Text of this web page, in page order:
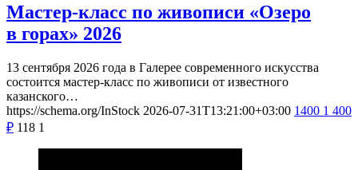
Мастер-класс по живописи «Озеро
в горах» 2026
13 сентября 2026 года в Галерее современного искусства
состоится мастер-класс по живописи от известного
казанского…
https://schema.org/InStock 2026-07-31T13:21:00+03:00 1400 1 400
₽ 118 1